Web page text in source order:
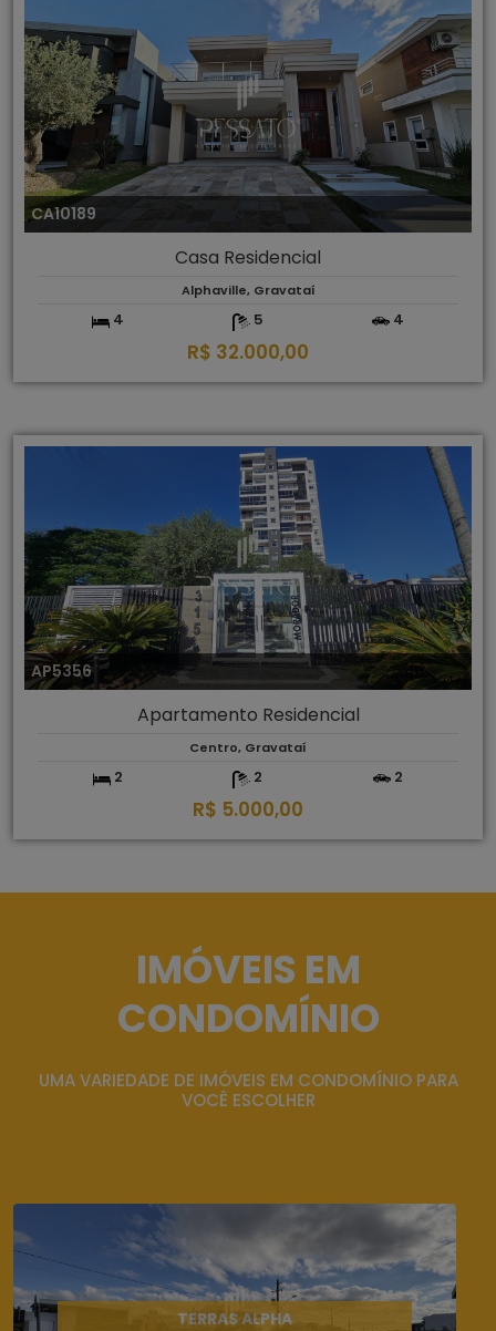
CA10189
Casa Residencial
Alphaville, Gravataí
4 5 4
R$ 32.000,00
AP5356
Apartamento Residencial
Centro, Gravataí
2 2 2
R$ 5.000,00
IMÓVEIS EM
CONDOMÍNIO
UMA VARIEDADE DE IMÓVEIS EM CONDOMÍNIO PARA
VOCÊ ESCOLHER
TERRAS ALPHA